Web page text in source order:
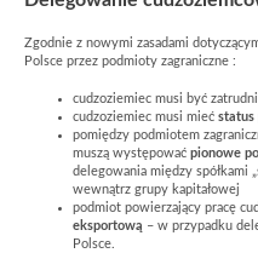
Zgodnie z nowymi zasadami
Polsce przez podmioty zagraniczne :
cudzoziemiec musi być
cudzoziemiec musi mieć status
pomiędzy podmiotem
muszą występować pionowe
delegowania między spółkami
wewnątrz grupy kapitałowej
podmiot powierzający pracę
eksportową – w przypadku
Polsce.